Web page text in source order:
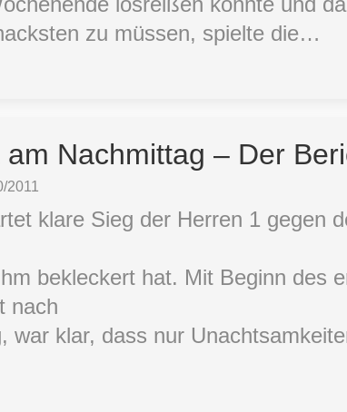
zu müssen, spielte die…
Nachmittag – Der
2011
klare Sieg der Herren 1 gegen
bekleckert hat. Mit Beginn des
nach
war klar, dass nur